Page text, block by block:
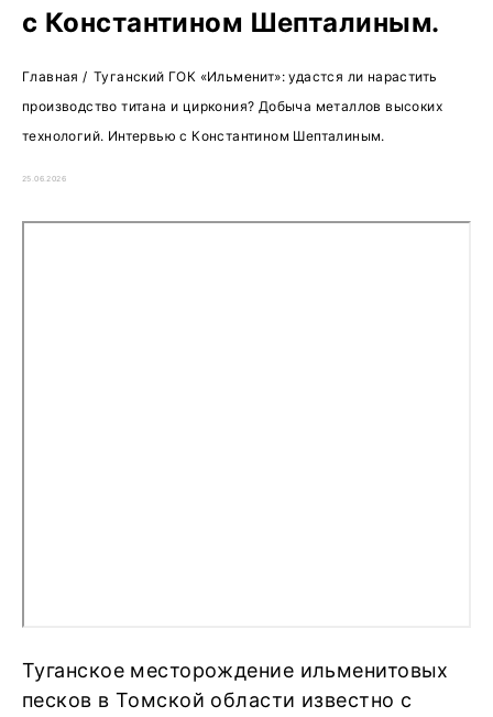
с Константином Шепталиным.
Главная / Туганский ГОК «Ильменит»: удастся ли нарастить
производство титана и циркония? Добыча металлов высоких
технологий. Интервью с Константином Шепталиным.
25.06.2026
Туганское месторождение ильменитовых
песков в Томской области известно с